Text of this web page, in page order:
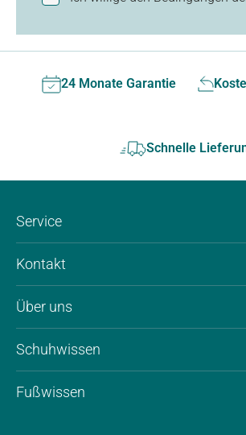
24 Monate Garantie
Schnelle
Service
Kontakt
Über uns
Schuhwissen
Fußwissen